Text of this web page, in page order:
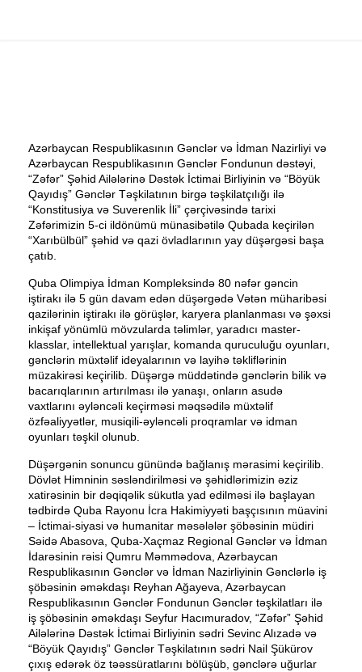
Azərbaycan Respublikasının Gənclər və İdman Nazirliyi və
Azərbaycan Respublikasının Gənclər Fondunun dəstəyi,
“Zəfər” Şəhid Ailələrinə Dəstək İctimai Birliyinin və “Böyük
Qayıdış” Gənclər Təşkilatının birgə təşkilatçılığı ilə
“Konstitusiya və Suverenlik İli” çərçivəsində tarixi
Zəfərimizin 5-ci ildönümü münasibətilə Qubada keçirilən
“Xarıbülbül” şəhid və qazi övladlarının yay düşərgəsi başa
çatıb.
Quba Olimpiya İdman Kompleksində 80 nəfər gəncin
iştirakı ilə 5 gün davam edən düşərgədə Vətən müharibəsi
qazilərinin iştirakı ilə görüşlər, karyera planlanması və şəxsi
inkişaf yönümlü mövzularda təlimlər, yaradıcı master-
klasslar, intellektual yarışlar, komanda quruculuğu oyunları,
gənclərin müxtəlif ideyalarının və layihə təkliflərinin
müzakirəsi keçirilib. Düşərgə müddətində gənclərin bilik və
bacarıqlarının artırılması ilə yanaşı, onların asudə
vaxtlarını əyləncəli keçirməsi məqsədilə müxtəlif
özfəaliyyətlər, musiqili-əyləncəli proqramlar və idman
oyunları təşkil olunub.
Düşərgənin sonuncu günündə bağlanış mərasimi keçirilib.
Dövlət Himninin səsləndirilməsi və şəhidlərimizin əziz
xatirəsinin bir dəqiqəlik sükutla yad edilməsi ilə başlayan
tədbirdə Quba Rayonu İcra Hakimiyyəti başçısının müavini
– İctimai-siyasi və humanitar məsələlər şöbəsinin müdiri
Səidə Abasova, Quba-Xaçmaz Regional Gənclər və İdman
İdarəsinin rəisi Qumru Məmmədova, Azərbaycan
Respublikasının Gənclər və İdman Nazirliyinin Gənclərlə iş
şöbəsinin əməkdaşı Reyhan Ağayeva, Azərbaycan
Respublikasının Gənclər Fondunun Gənclər təşkilatları ilə
iş şöbəsinin əməkdaşı Seyfur Hacımuradov, “Zəfər” Şəhid
Ailələrinə Dəstək İctimai Birliyinin sədri Sevinc Alızadə və
“Böyük Qayıdış” Gənclər Təşkilatının sədri Nail Şükürov
çıxış edərək öz təəssüratlarını bölüşüb, gənclərə uğurlar